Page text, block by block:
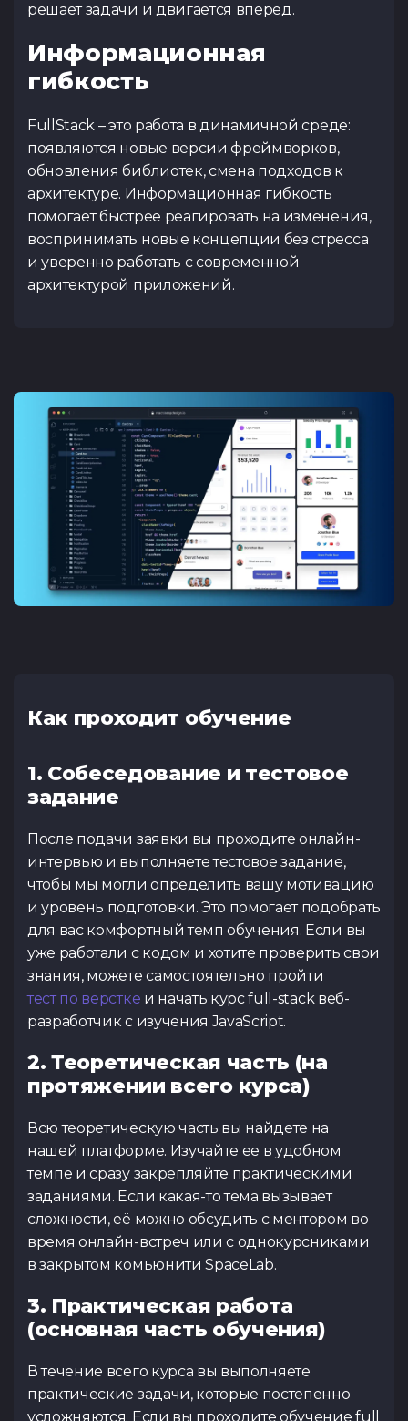
решает задачи и двигается вперед.
Информационная
гибкость
FullStack – это работа в динамичной среде:
появляются новые версии фреймворков,
обновления библиотек, смена подходов к
архитектуре. Информационная гибкость
помогает быстрее реагировать на изменения,
воспринимать новые концепции без стресса
и уверенно работать с современной
архитектурой приложений.
Как проходит обучение
1. Собеседование и тестовое
задание
После подачи заявки вы проходите онлайн-
интервью и выполняете тестовое задание,
чтобы мы могли определить вашу мотивацию
и уровень подготовки. Это помогает подобрать
для вас комфортный темп обучения. Если вы
уже работали с кодом и хотите проверить свои
знания, можете самостоятельно пройти
тест по верстке и начать курс full-stack веб-
разработчик с изучения JavaScript.
2. Теоретическая часть (на
протяжении всего курса)
Всю теоретическую часть вы найдете на
нашей платформе. Изучайте ее в удобном
темпе и сразу закрепляйте практическими
заданиями. Если какая-то тема вызывает
сложности, её можно обсудить с ментором во
время онлайн-встреч или с однокурсниками
в закрытом комьюнити SpaceLab.
3. Практическая работа
(основная часть обучения)
В течение всего курса вы выполняете
практические задачи, которые постепенно
усложняются. Если вы проходите обучение full